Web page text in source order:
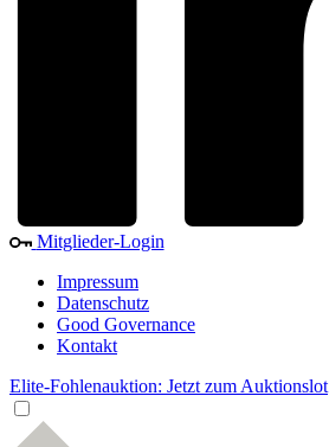
Mitglieder-Login
Impressum
Datenschutz
Good Governance
Kontakt
Elite-Fohlenauktion: Jetzt zum Auktionslot